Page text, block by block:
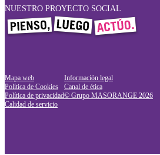
NUESTRO PROYECTO SOCIAL
Mapa web
Política de Cookies
Política de privacidad
Calidad de servicio
Información legal
Canal de ética
© Grupo MASORANGE 2026